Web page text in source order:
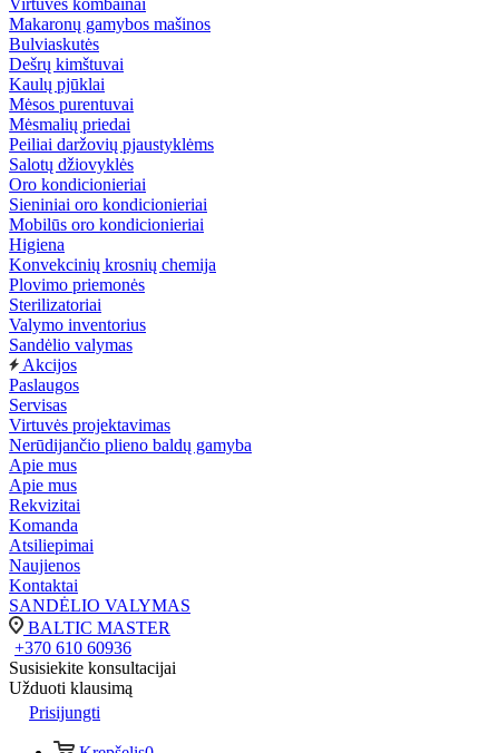
Virtuvės kombainai
Makaronų gamybos mašinos
Bulviaskutės
Dešrų kimštuvai
Kaulų pjūklai
Mėsos purentuvai
Mėsmalių priedai
Peiliai daržovių pjaustyklėms
Salotų džiovyklės
Oro kondicionieriai
Sieniniai oro kondicionieriai
Mobilūs oro kondicionieriai
Higiena
Konvekcinių krosnių chemija
Plovimo priemonės
Sterilizatoriai
Valymo inventorius
Sandėlio valymas
Akcijos
Paslaugos
Servisas
Virtuvės projektavimas
Nerūdijančio plieno baldų gamyba
Apie mus
Apie mus
Rekvizitai
Komanda
Atsiliepimai
Naujienos
Kontaktai
SANDĖLIO VALYMAS
BALTIC MASTER
+370 610 60936
Susisiekite konsultacijai
Užduoti klausimą
Prisijungti